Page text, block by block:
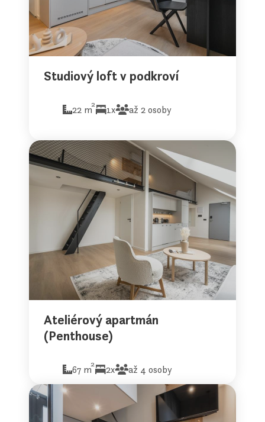
Studiový loft v podkroví
22 m2 1x až 2 osoby
Ateliérový apartmán
(Penthouse)
67 m2 2x až 4 osoby